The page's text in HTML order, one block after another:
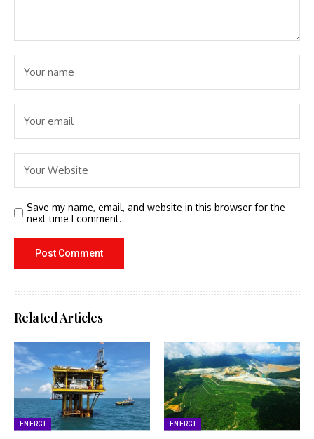
Save my name, email, and website in this browser for the
next time I comment.
Related Articles
ENERGI ENERGI